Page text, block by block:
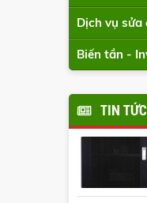
Dịch vụ
Biến tần -
TIN